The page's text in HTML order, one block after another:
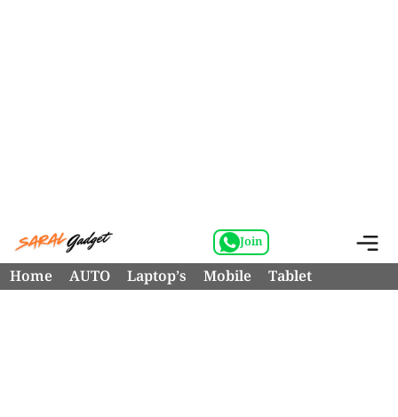
Skip
to
content
Join
Home AUTO Laptop’s Mobile Tablet